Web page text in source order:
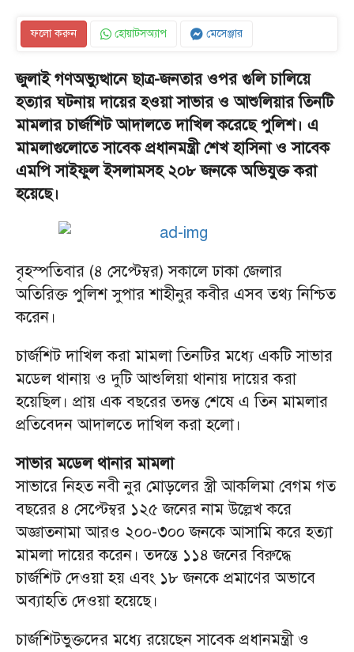
ফলো করুন হোয়াটসঅ্যাপ মেসেঞ্জার
জুলাই গণঅভ্যুত্থানে ছাত্র-জনতার ওপর গুলি চালিয়ে
হত্যার ঘটনায় দায়ের হওয়া সাভার ও আশুলিয়ার তিনটি
মামলার চার্জশিট আদালতে দাখিল করেছে পুলিশ। এ
মামলাগুলোতে সাবেক প্রধানমন্ত্রী শেখ হাসিনা ও সাবেক
এমপি সাইফুল ইসলামসহ ২০৮ জনকে অভিযুক্ত করা
হয়েছে।
বৃহস্পতিবার (৪ সেপ্টেম্বর) সকালে ঢাকা জেলার
অতিরিক্ত পুলিশ সুপার শাহীনুর কবীর এসব তথ্য নিশ্চিত
করেন।
চার্জশিট দাখিল করা মামলা তিনটির মধ্যে একটি সাভার
মডেল থানায় ও দুটি আশুলিয়া থানায় দায়ের করা
হয়েছিল। প্রায় এক বছরের তদন্ত শেষে এ তিন মামলার
প্রতিবেদন আদালতে দাখিল করা হলো।
সাভার মডেল থানার মামলা
সাভারে নিহত নবী নুর মোড়লের স্ত্রী আকলিমা বেগম গত
বছরের ৪ সেপ্টেম্বর ১২৫ জনের নাম উল্লেখ করে
অজ্ঞাতনামা আরও ২০০-৩০০ জনকে আসামি করে হত্যা
মামলা দায়ের করেন। তদন্তে ১১৪ জনের বিরুদ্ধে
চার্জশিট দেওয়া হয় এবং ১৮ জনকে প্রমাণের অভাবে
অব্যাহতি দেওয়া হয়েছে।
চার্জশিটভুক্তদের মধ্যে রয়েছেন সাবেক প্রধানমন্ত্রী ও